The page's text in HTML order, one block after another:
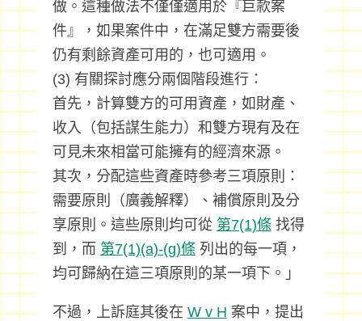
做。這種做法不僅僅適用於『巨款案
件』，如果案件中，在滿足雙方需要後
仍有剩餘資產可用的，也可適用。
(3) 有關探討應分兩個階段進行：
首先，計算雙方的可用資產，如財產、
收入（包括謀生能力）和雙方現有及在
可見未來相當可能擁有的經濟來源。
其次，分配這些資產時參考三項原則：
需要原則（廣義解釋）、補償原則及分
享原則。這些原則均可從 第7(1)條 找得
到，而 第7(1)(a)-(g)條 列出的每一項，
均可歸納在這三項原則的某一項下。」
不過，上訴庭其後在 W v H 案中，提出